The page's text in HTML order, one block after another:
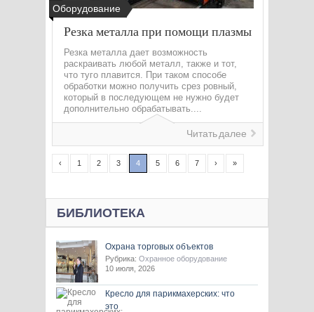
Оборудование
Резка металла при помощи плазмы
Резка металла дает возможность
раскраивать любой металл, также и тот,
что туго плавится. При таком способе
обработки можно получить срез ровный,
который в последующем не нужно будет
дополнительно обрабатывать....
Читать далее
‹ 1 2 3 4 5 6 7 › »
БИБЛИОТЕКА
Охрана торговых объектов
Рубрика: Охранное оборудование
10 июля, 2026
Кресло для парикмахерских: что
это